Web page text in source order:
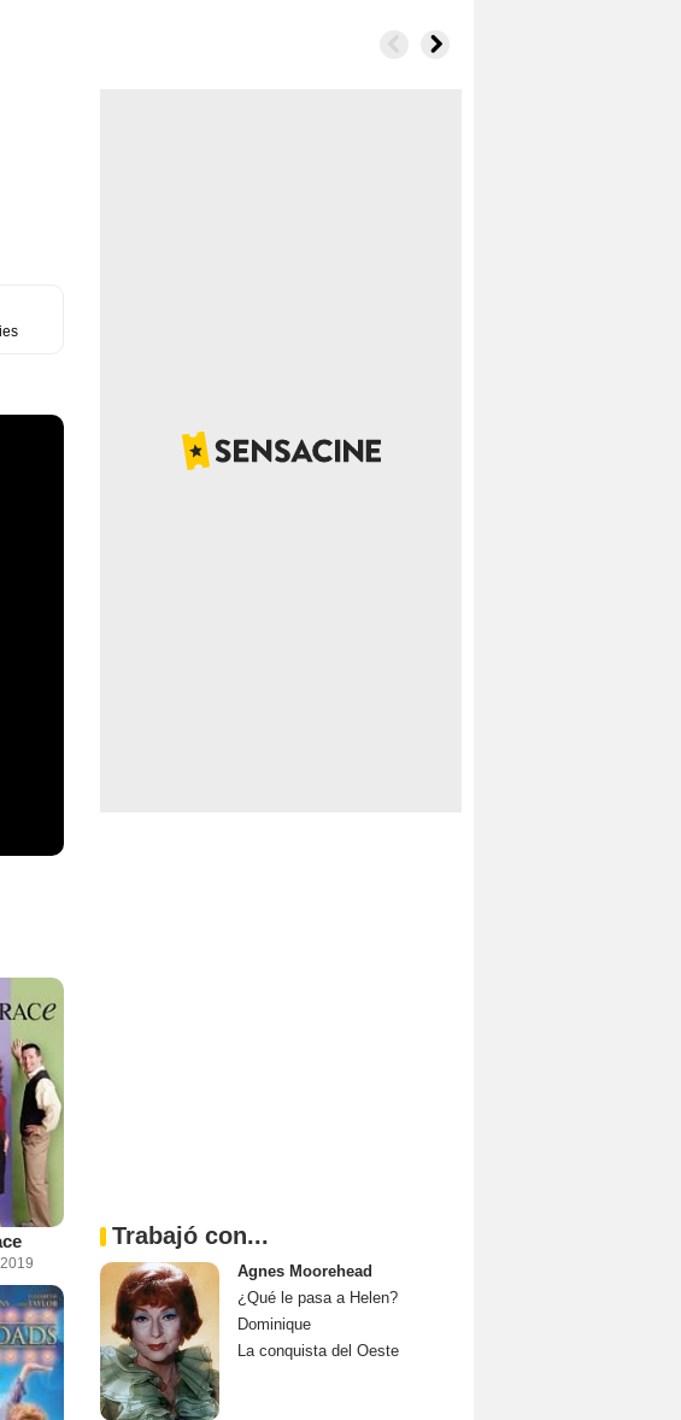
Trabajó con...
Agnes Moorehead
¿Qué le pasa a Helen?
Dominique
La conquista del Oeste